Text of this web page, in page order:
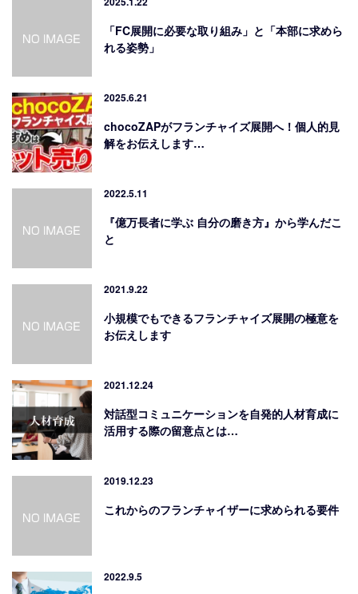
「FC展開に必要な取り組み」と「本部に求めら
れる姿勢」
2025.6.21
chocoZAPがフランチャイズ展開へ！個人的見
解をお伝えします…
2022.5.11
『億万長者に学ぶ 自分の磨き方』から学んだこ
と
2021.9.22
小規模でもできるフランチャイズ展開の極意を
お伝えします
2021.12.24
対話型コミュニケーションを自発的人材育成に
活用する際の留意点とは…
2019.12.23
これからのフランチャイザーに求められる要件
2022.9.5